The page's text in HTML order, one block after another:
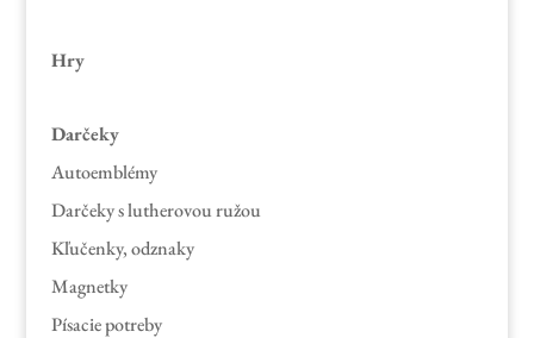
Hry
Darčeky
Autoemblémy
Darčeky s lutherovou ružou
Kľučenky, odznaky
Magnetky
Písacie potreby